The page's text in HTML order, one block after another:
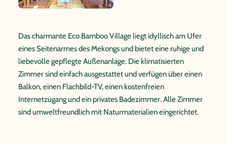
Das charmante Eco Bamboo Village liegt idyllisch am Ufer
eines Seitenarmes des Mekongs und bietet eine ruhige und
liebevolle gepflegte Außenanlage. Die klimatisierten
Zimmer sind einfach ausgestattet und verfügen über einen
Balkon, einen Flachbild-TV, einen kostenfreien
Internetzugang und ein privates Badezimmer. Alle Zimmer
sind umweltfreundlich mit Naturmaterialien eingerichtet.